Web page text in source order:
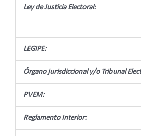
Ley de Justicia Electoral:
LEGIPE:
Órgano jurisdiccional y/o Tribunal
PVEM:
Reglamento Interior: